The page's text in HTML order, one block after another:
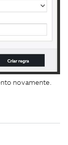
novamente.